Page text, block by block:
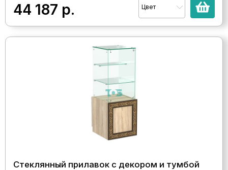
44 187 р. Цвет
Стеклянный прилавок с декором и тумбой